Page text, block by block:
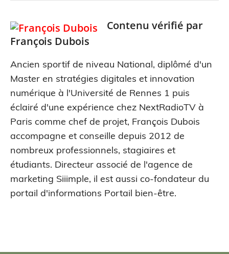
Contenu vérifié par
François Dubois
Ancien sportif de niveau National, diplômé d'un
Master en stratégies digitales et innovation
numérique à l'Université de Rennes 1 puis
éclairé d'une expérience chez NextRadioTV à
Paris comme chef de projet, François Dubois
accompagne et conseille depuis 2012 de
nombreux professionnels, stagiaires et
étudiants. Directeur associé de l'agence de
marketing Siiimple, il est aussi co-fondateur du
portail d'informations Portail bien-être.